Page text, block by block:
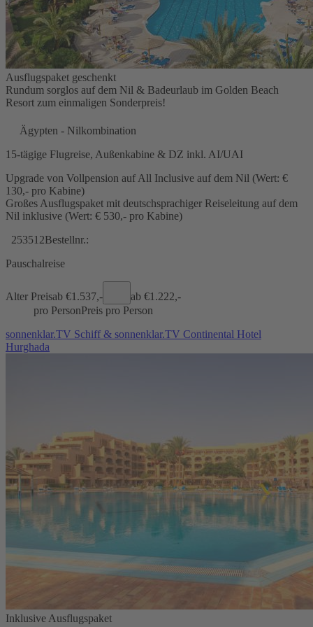
Ausflugspaket geschenkt
Rundum sorglos auf dem Nil & Badeurlaub im Golden Beach
Resort zum einmaligen Sonderpreis!
Ägypten - Nilkombination
15-tägige Flugreise, Außenkabine & DZ inkl. AI/UAI
Upgrade von Vollpension auf All Inclusive auf dem Nil (Wert: €
130,- pro Kabine)
Großes Ausflugspaket mit deutschsprachiger Reiseleitung auf dem
Nil inklusive (Wert: € 530,- pro Kabine)
253512Bestellnr.:
Pauschalreise
Alter Preisab €1.537,- ab €1.222,-
pro PersonPreis pro Person
sonnenklar.TV Schiff & sonnenklar.TV Continental Hotel
Hurghada
Inklusive Ausflugspaket